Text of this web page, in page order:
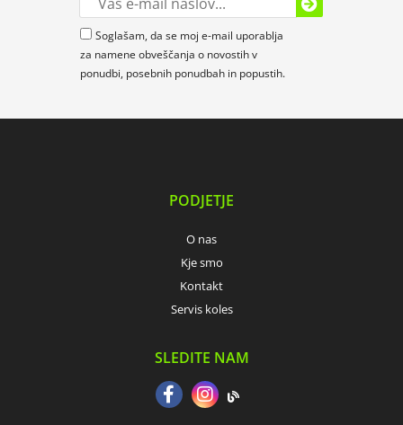
Soglašam, da se moj e-mail uporablja
za namene obveščanja o novostih v
ponudbi, posebnih ponudbah in popustih.
PODJETJE
O nas
Kje smo
Kontakt
Servis koles
SLEDITE NAM